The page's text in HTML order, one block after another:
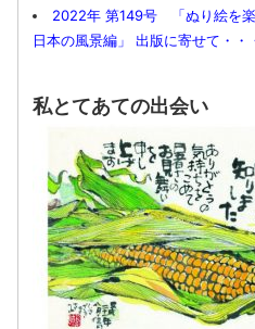
2022年 第149号 「ぬり絵を
日本の風景編」 出版に寄せて・・
私とてあての出会い